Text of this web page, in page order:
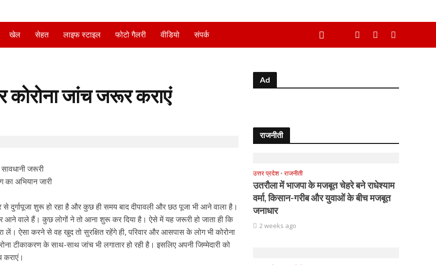
खेल सेहत लाइफ स्टाइल फोटो गैलरी वीडियो संपर्क
कोरोना जांच जरूर कराएं
जरूरी
का अभियान जारी
से दुर्गापूजा शुरू हो रहा है और कुछ ही समय बाद दीपावली और छठ पूजा भी आने वाला है।
आने वाले हैं। कुछ लोगों ने तो आना शुरू कर दिया है। ऐसे में यह जरूरी हो जाता ही कि
लें। ऐसा करने से वह खुद तो सुरक्षित रहेंगे ही, परिवार और आसपास के लोग भी कोरोना
टीकाकरण के साथ-साथ जांच भी लगातार हो रही है। इसलिए अपनी जिम्मेदारी को
कराएं।
Ad
राजनीती
उत्तर प्रदेश • राजनीती
उतरौला में भाजपा के मजबूत चेहरे बने राधेश्याम
वर्मा, किसान-गरीब और युवाओं के बीच मजबूत
जनाधार
2 weeks ago